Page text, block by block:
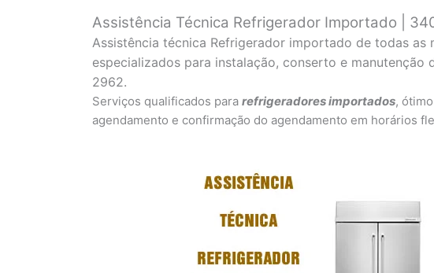
Assistência Técnica Refrigerador Importado |
Assistência técnica Refrigerador importado de todas as
especializados para instalação, conserto e
2962.
Serviços qualificados para refrigeradoresimportados,
agendamento e confirmação do agendamento em horários